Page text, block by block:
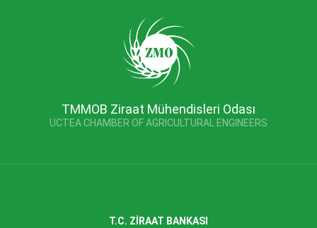
TMMOB Ziraat Mühendisleri Odası
UCTEA CHAMBER OF AGRICULTURAL ENGINEERS
T.C. ZİRAAT BANKASI